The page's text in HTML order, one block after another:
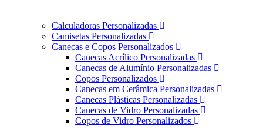
Calculadoras Personalizadas
Camisetas Personalizadas
Canecas e Copos Personalizados
Canecas Acrílico Personalizadas
Canecas de Alumínio Personalizadas
Copos Personalizados
Canecas em Cerâmica Personalizadas
Canecas Plásticas Personalizadas
Canecas de Vidro Personalizadas
Copos de Vidro Personalizados